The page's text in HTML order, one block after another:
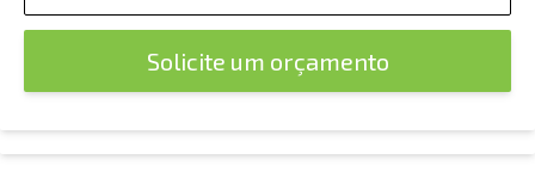
Solicite um orçamento